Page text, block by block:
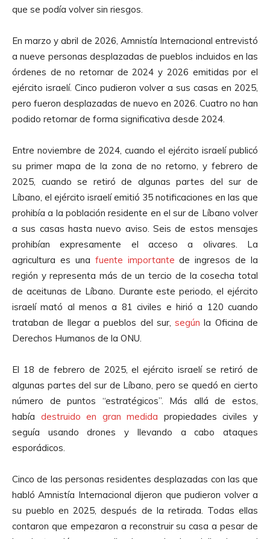
que se podía volver sin riesgos.
En marzo y abril de 2026, Amnistía Internacional entrevistó
a nueve personas desplazadas de pueblos incluidos en las
órdenes de no retornar de 2024 y 2026 emitidas por el
ejército israelí. Cinco pudieron volver a sus casas en 2025,
pero fueron desplazadas de nuevo en 2026. Cuatro no han
podido retornar de forma significativa desde 2024.
Entre noviembre de 2024, cuando el ejército israelí publicó
su primer mapa de la zona de no retorno, y febrero de
2025, cuando se retiró de algunas partes del sur de
Líbano, el ejército israelí emitió 35 notificaciones en las que
prohibía a la población residente en el sur de Líbano volver
a sus casas hasta nuevo aviso. Seis de estos mensajes
prohibían expresamente el acceso a olivares. La
agricultura es una fuente importante de ingresos de la
región y representa más de un tercio de la cosecha total
de aceitunas de Líbano. Durante este periodo, el ejército
israelí mató al menos a 81 civiles e hirió a 120 cuando
trataban de llegar a pueblos del sur,según la Oficina de
Derechos Humanos de la ONU.
El 18 de febrero de 2025, el ejército israelí se retiró de
algunas partes del sur de Líbano, pero se quedó en cierto
número de puntos “estratégicos”. Más allá de estos,
había destruido en gran medida propiedades civiles y
seguía usando drones y llevando a cabo ataques
esporádicos.
Cinco de las personas residentes desplazadas con las que
habló Amnistía Internacional dijeron que pudieron volver a
su pueblo en 2025, después de la retirada. Todas ellas
contaron que empezaron a reconstruir su casa a pesar de